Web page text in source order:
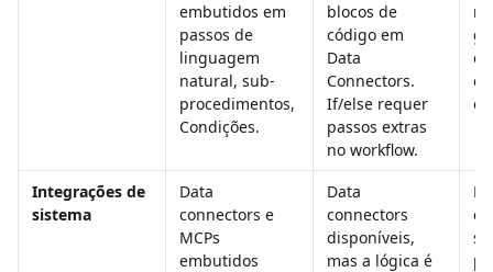
embutidos em
passos de
linguagem
natural, sub-
procedimentos,
Condições.
blocos de
código em
Data
Connectors.
If/else requer
passos extras
no workflow.
Integrações de
sistema
Data
connectors e
MCPs
embutidos
Data
connectors
disponíveis,
mas a lógica é